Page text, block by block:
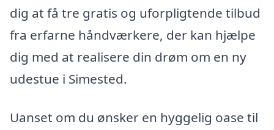
dig at få tre gratis og uforpligtende tilbud
fra erfarne håndværkere, der kan hjælpe
dig med at realisere din drøm om en ny
udestue i Simested.
Uanset om du ønsker en hyggelig oase til